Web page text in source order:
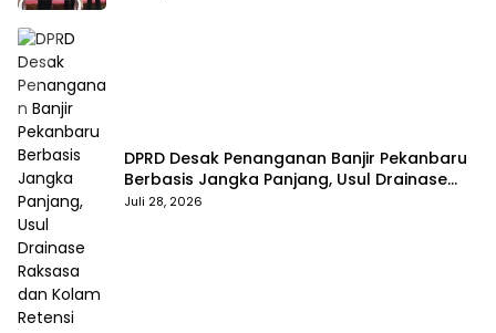
DPRD Desak Penanganan Banjir Pekanbaru
Berbasis Jangka Panjang, Usul Drainase
Raksasa dan Kolam Retensi
Juli 28, 2026